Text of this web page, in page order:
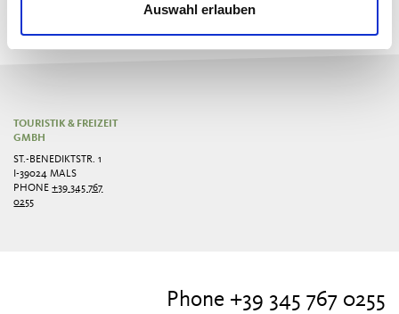
Auswahl erlauben
TOURISTIK & FREIZEIT
GMBH
ST.-BENEDIKTSTR. 1
I-39024 MALS
PHONE+39 345 767
0255
Phone +39 345 767 0255